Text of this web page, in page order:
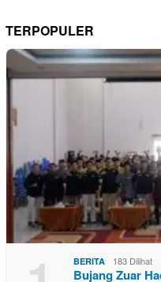
TERPOPULER
BERITA 183 Dilihat
Bujang Zuar